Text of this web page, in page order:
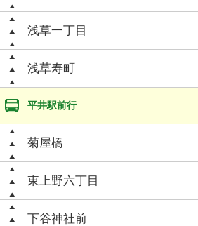
浅草一丁目
浅草寿町
平井駅前行
菊屋橋
東上野六丁目
下谷神社前